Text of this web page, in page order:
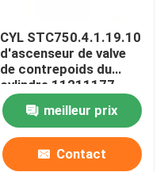
CYL STC750.4.1.19.10
d'ascenseur de valve
de contrepoids du
cylindre 11211177
hydraulique
meilleur prix
Contact